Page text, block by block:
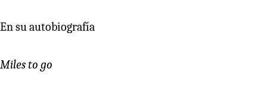
En su autobiografía
Miles to go